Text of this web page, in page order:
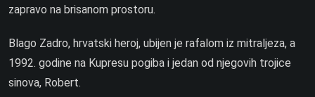
zapravo na brisanom prostoru.
Blago Zadro, hrvatski heroj, ubijen je rafalom iz mitraljeza, a
1992. godine na Kupresu pogiba i jedan od njegovih trojice
sinova, Robert.